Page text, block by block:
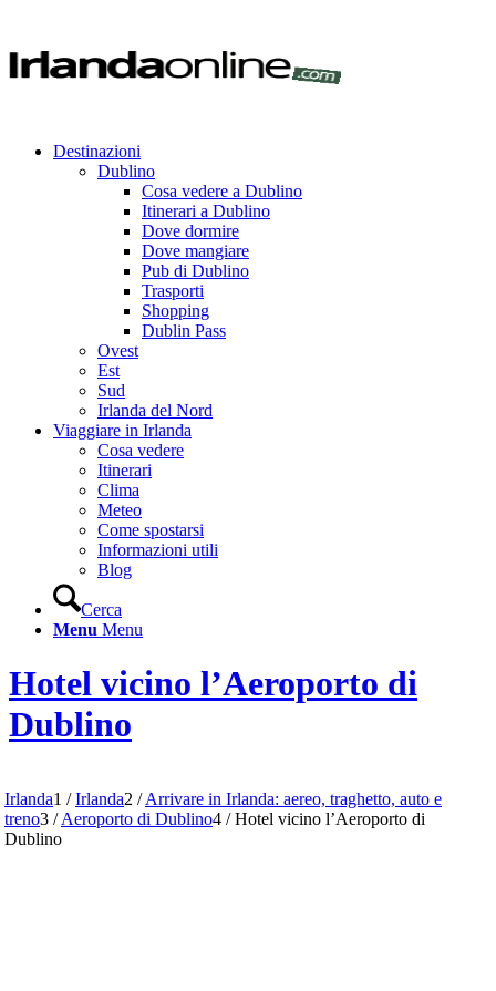
Destinazioni
Dublino
Cosa vedere a Dublino
Itinerari a Dublino
Dove dormire
Dove mangiare
Pub di Dublino
Trasporti
Shopping
Dublin Pass
Ovest
Est
Sud
Irlanda del Nord
Viaggiare in Irlanda
Cosa vedere
Itinerari
Clima
Meteo
Come spostarsi
Informazioni utili
Blog
Cerca
Menu Menu
Hotel vicino l’Aeroporto di
Dublino
Irlanda1 / Irlanda2 / Arrivare in Irlanda: aereo, traghetto, auto e
treno3 / Aeroporto di Dublino4 / Hotel vicino l’Aeroporto di
Dublino